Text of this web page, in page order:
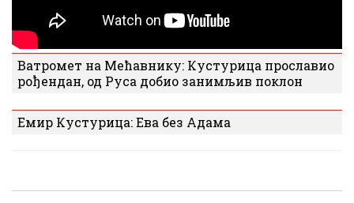
Ватромет на Мећавнику: Кустурица прославио
рођендан, од Руса добио занимљив поклон
Емир Кустурица: Ева без Адама